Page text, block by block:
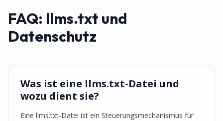
FAQ: llms.txt und
Datenschutz
Was ist eine llms.txt-Datei und
wozu dient sie?
Eine llms.txt-Datei ist ein Steuerungsmechanismus für